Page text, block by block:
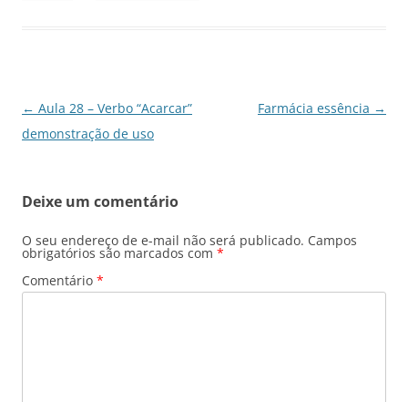
Navegação
de
← Aula 28 – Verbo “Acarcar”
demonstração de uso
Farmácia essência →
Deixe um comentário
O seu endereço de e-mail não será publicado. Campos
obrigatórios são marcados com *
Comentário *